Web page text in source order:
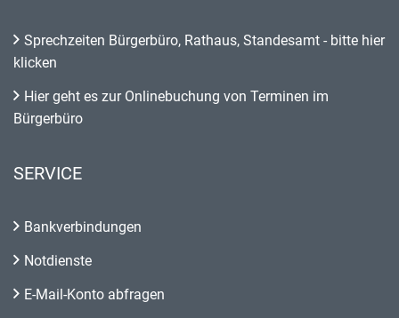
Sprechzeiten Bürgerbüro, Rathaus, Standesamt - bitte hier
klicken
Hier geht es zur Onlinebuchung von Terminen im
Bürgerbüro
SERVICE
Bankverbindungen
Notdienste
E-Mail-Konto abfragen